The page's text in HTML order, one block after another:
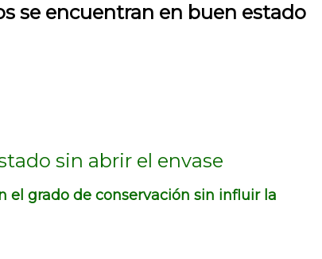
se encuentran en buen estado
sin abrir el envase
el grado de conservación sin influir la